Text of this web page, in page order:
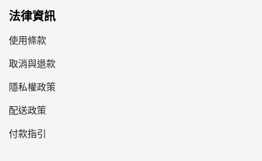
法律資訊
使用條款
取消與退款
隱私權政策
配送政策
付款指引